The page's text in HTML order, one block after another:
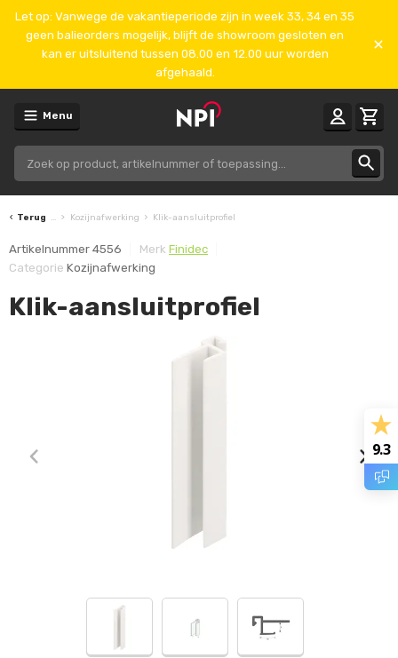
Let op: Vanwege de vakantieperiode zijn in week 33, 34 en 35
geen balieorders mogelijk, blijft de showroom gesloten en
kan er uitsluitend tussen 08.00 en 12.00 uur worden
afgehaald.
Menu
Terug Kozijnafwerking Klik-aansluitprofiel
Artikelnummer 4556 Merk Finidec
Categorie Kozijnafwerking
Klik-aansluitprofiel
9.3